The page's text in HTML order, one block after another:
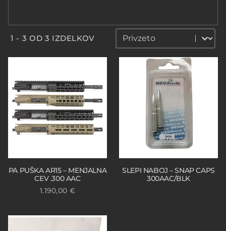
1 - 3 OD 3 IZDELKOV Sortiraj
Sortiraj
1.190,00 €
PA PUŠKA AR15 – MENJALNA
CEV .300 AAC
SLEPI NABOJ – SNAP CAPS
300AAC/BLK